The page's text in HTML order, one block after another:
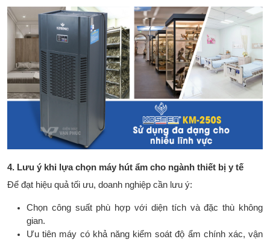
4. Lưu ý khi lựa chọn máy hút ẩm cho ngành thiết bị y tế
Để đạt hiệu quả tối ưu, doanh nghiệp cần lưu ý:
Chọn công suất phù hợp với diện tích và đặc thù không
gian.
Ưu tiên máy có khả năng kiểm soát độ ẩm chính xác, vận